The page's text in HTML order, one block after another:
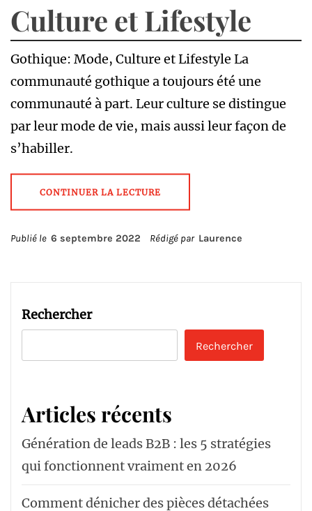
Culture et Lifestyle
Gothique: Mode, Culture et Lifestyle La
communauté gothique a toujours été une
communauté à part. Leur culture se distingue
par leur mode de vie, mais aussi leur façon de
s’habiller.
CONTINUER LA LECTURE
Publié le 6 septembre 2022 Rédigé par Laurence
Rechercher
Rechercher
Articles récents
Génération de leads B2B : les 5 stratégies
qui fonctionnent vraiment en 2026
Comment dénicher des pièces détachées